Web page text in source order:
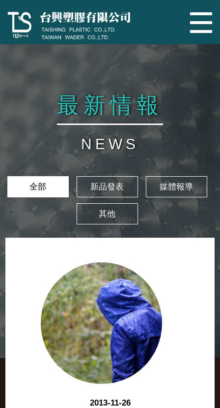
最新情報
NEWS
全部 新品發表 媒體報導
其他
2013-11-26